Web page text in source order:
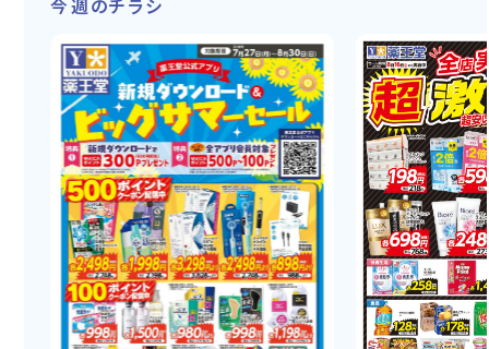
今週のチラシ